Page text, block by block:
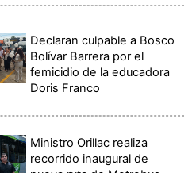
Declaran culpable a Bosco
Bolívar Barrera por el
femicidio de la educadora
Doris Franco
Ministro Orillac realiza
recorrido inaugural de